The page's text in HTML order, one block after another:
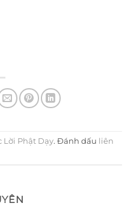
file/d/
Lời Phật Dạy. Đánh dấu liên